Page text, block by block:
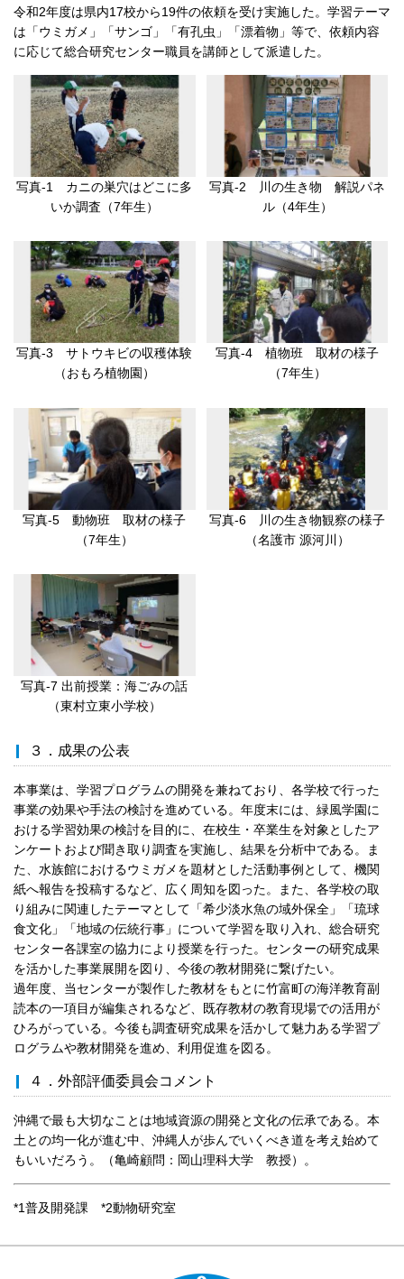
令和2年度は県内17校から19件の依頼を受け実施した。学習テーマ
は「ウミガメ」「サンゴ」「有孔虫」「漂着物」等で、依頼内容
に応じて総合研究センター職員を講師として派遣した。
写真-1 カニの巣穴はどこに多
いか調査（7年生）
写真-2 川の生き物 解説パネ
ル（4年生）
写真-3 サトウキビの収穫体験
（おもろ植物園）
写真-4 植物班 取材の様子
（7年生）
写真-5 動物班 取材の様子
（7年生）
写真-6 川の生き物観察の様子
（名護市 源河川）
写真-7 出前授業：海ごみの話
（東村立東小学校）
３．成果の公表
本事業は、学習プログラムの開発を兼ねており、各学校で行った
事業の効果や手法の検討を進めている。年度末には、緑風学園に
おける学習効果の検討を目的に、在校生・卒業生を対象としたア
ンケートおよび聞き取り調査を実施し、結果を分析中である。ま
た、水族館におけるウミガメを題材とした活動事例として、機関
紙へ報告を投稿するなど、広く周知を図った。また、各学校の取
り組みに関連したテーマとして「希少淡水魚の域外保全」「琉球
食文化」「地域の伝統行事」について学習を取り入れ、総合研究
センター各課室の協力により授業を行った。センターの研究成果
を活かした事業展開を図り、今後の教材開発に繋げたい。
過年度、当センターが製作した教材をもとに竹富町の海洋教育副
読本の一項目が編集されるなど、既存教材の教育現場での活用が
ひろがっている。今後も調査研究成果を活かして魅力ある学習プ
ログラムや教材開発を進め、利用促進を図る。
４．外部評価委員会コメント
沖縄で最も大切なことは地域資源の開発と文化の伝承である。本
土との均一化が進む中、沖縄人が歩んでいくべき道を考え始めて
もいいだろう。（亀崎顧問：岡山理科大学 教授）。
*1普及開発課 *2動物研究室